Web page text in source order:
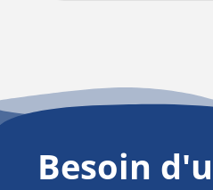
Besoin